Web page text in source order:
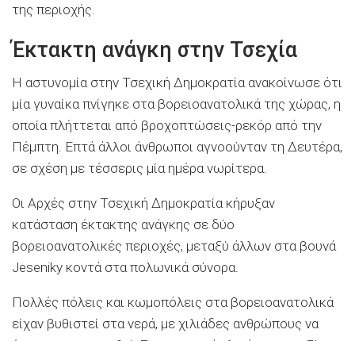
της περιοχής.
Έκτακτη ανάγκη στην Τσεχία
Η αστυνομία στην Τσεχική Δημοκρατία ανακοίνωσε ότι
μία γυναίκα πνίγηκε στα βορειοανατολικά της χώρας, η
οποία πλήττεται από βροχοπτώσεις-ρεκόρ από την
Πέμπτη. Επτά άλλοι άνθρωποι αγνοούνταν τη Δευτέρα,
σε σχέση με τέσσερις μία ημέρα νωρίτερα.
Οι Αρχές στην Τσεχική Δημοκρατία κήρυξαν
κατάσταση έκτακτης ανάγκης σε δύο
βορειοανατολικές περιοχές, μεταξύ άλλων στα βουνά
Jeseniky κοντά στα πολωνικά σύνορα.
Πολλές πόλεις και κωμοπόλεις στα βορειοανατολικά
είχαν βυθιστεί στα νερά, με χιλιάδες ανθρώπους να